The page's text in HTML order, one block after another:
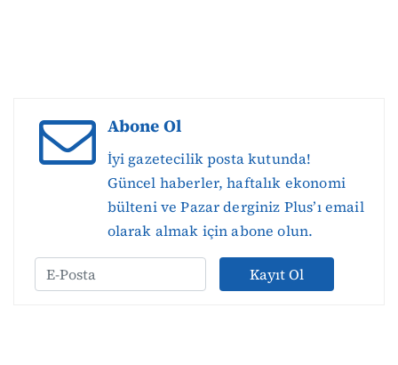
Abone Ol
İyi gazetecilik posta kutunda!
Güncel haberler, haftalık ekonomi
bülteni ve Pazar derginiz Plus’ı email
olarak almak için abone olun.
Kayıt Ol